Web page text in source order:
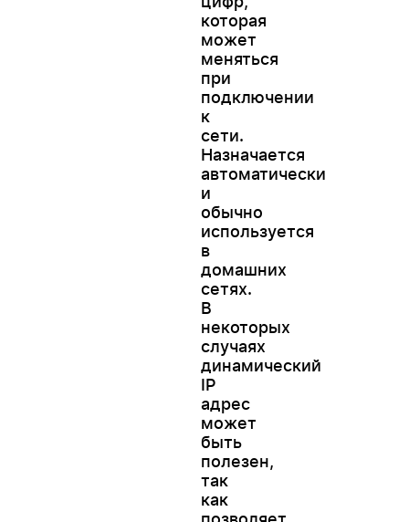
которая
может
меняться
при
подключении
к
сети.
Назначается
автоматически
и
обычно
используется
в
домашних
сетях.
В
некоторых
случаях
динамический
IP
адрес
может
быть
полезен,
так
как